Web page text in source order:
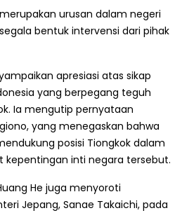
urusan dalam negeri
bentuk intervensi dari pihak
apresiasi atas sikap
yang berpegang teguh
Ia mengutip pernyataan
yang menegaskan bahwa
posisi Tiongkok dalam
kepentingan inti negara tersebut.
He juga menyoroti
Jepang, Sanae Takaichi, pada